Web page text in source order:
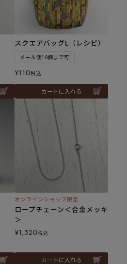
スクエアバッグL（レシピ）
メール便10個まで可
¥110税込
カートに入れる
オンラインショップ限定
ロープチェーン＜合金メッキ
＞
¥1,320税込
カートに入れる